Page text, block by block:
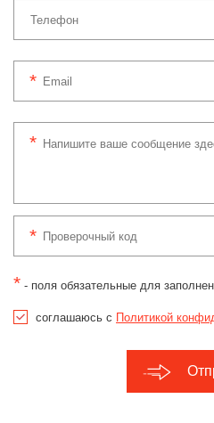
* - поля обязательные для
соглашаюсь с Политикой